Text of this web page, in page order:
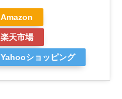
Amazon
楽天市場
Yahooショッピング